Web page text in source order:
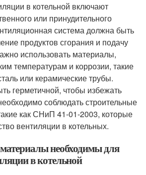
в котельной включают
или принудительного
система должна быть
продуктов сгорания и подачу
использовать материалы,
температурам и коррозии, такие
или керамические трубы.
герметичной, чтобы избежать
соблюдать строительные
как СНиП 41-01-2003, которые
вентиляции в котельных.
необходимы для
в котельной